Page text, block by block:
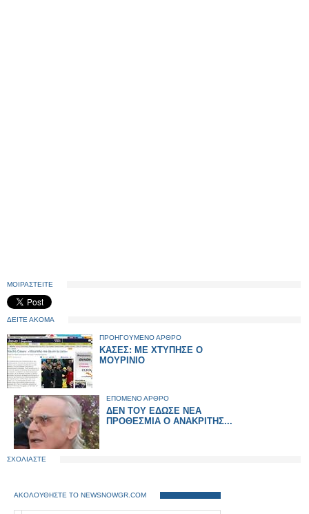
ΜΟΙΡΑΣΤΕΙΤΕ
ΔΕΙΤΕ ΑΚΟΜΑ
ΠΡΟΗΓΟΥΜΕΝΟ ΑΡΘΡΟ
ΚΑΣΕΣ: ΜΕ ΧΤΥΠΗΣΕ Ο
ΜΟΥΡΙΝΙΟ
ΕΠΟΜΕΝΟ ΑΡΘΡΟ
ΔΕΝ ΤΟΥ ΕΔΩΣΕ ΝΕΑ
ΠΡΟΘΕΣΜΙΑ Ο ΑΝΑΚΡΙΤΗΣ...
ΣΧΟΛΙΑΣΤΕ
ΑΚΟΛΟΥΘΗΣΤΕ ΤΟ NEWSNOWGR.COM